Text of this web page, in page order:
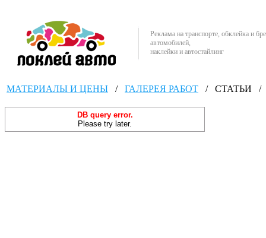
Реклама на транспорте, обклейка и
автомобилей,
наклейки и автостайлинг
МАТЕРИАЛЫ И ЦЕНЫ / ГАЛЕРЕЯ РАБОТ / СТАТЬИ /
DB query error.
Please try later.